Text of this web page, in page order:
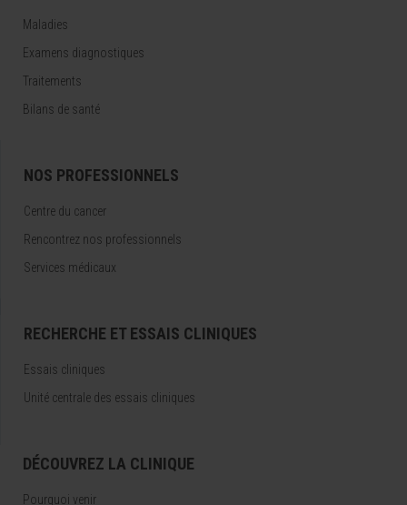
Maladies
Examens diagnostiques
Traitements
Bilans de santé
NOS PROFESSIONNELS
Centre du cancer
Rencontrez nos professionnels
Services médicaux
RECHERCHE ET ESSAIS CLINIQUES
Essais cliniques
Unité centrale des essais cliniques
DÉCOUVREZ LA CLINIQUE
Pourquoi venir